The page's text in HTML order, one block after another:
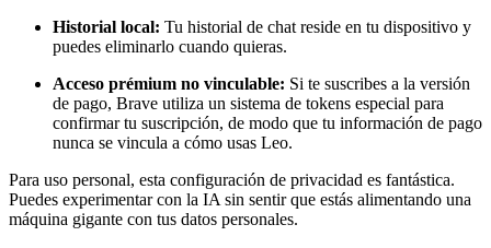
Historial local: Tu historial de chat reside en tu dispositivo y
puedes eliminarlo cuando quieras.
Acceso prémium no vinculable: Si te suscribes a la versión
de pago, Brave utiliza un sistema de tokens especial para
confirmar tu suscripción, de modo que tu información de pago
nunca se vincula a cómo usas Leo.
Para uso personal, esta configuración de privacidad es fantástica.
Puedes experimentar con la IA sin sentir que estás alimentando una
máquina gigante con tus datos personales.